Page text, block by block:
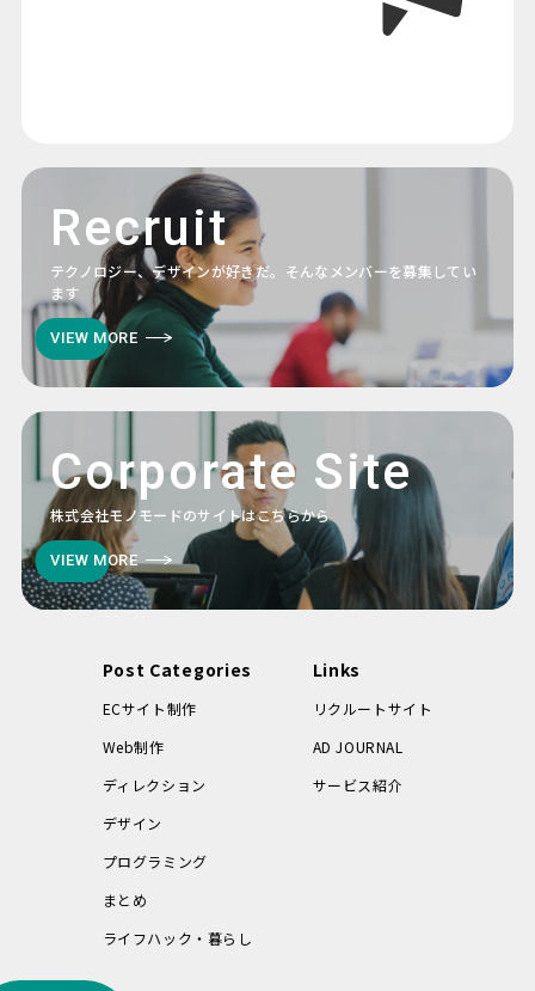
Recruit
テクノロジー、デザインが好きだ。そんなメンバーを募集してい
ます
VIEW MORE
Corporate Site
株式会社モノモードのサイトはこちらから
VIEW MORE
Post Categories
ECサイト制作
Web制作
ディレクション
デザイン
プログラミング
まとめ
ライフハック・暮らし
Links
リクルートサイト
AD JOURNAL
サービス紹介